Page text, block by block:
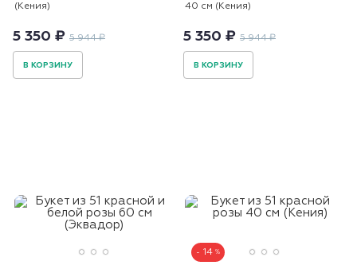
(Кения)
5 350 ₽ 5 944 ₽
В КОРЗИНУ
40 см (Кения)
5 350 ₽ 5 944 ₽
В КОРЗИНУ
14